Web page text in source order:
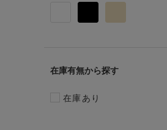
在庫有無
在庫あり